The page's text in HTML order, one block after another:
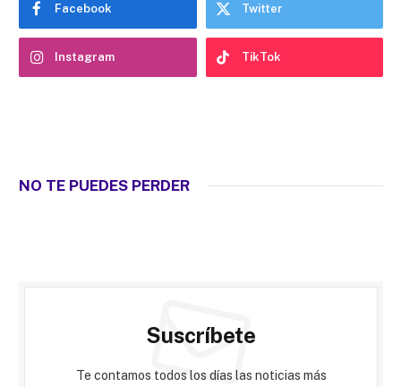
Facebook Twitter
Instagram TikTok
NO TE PUEDES PERDER
Suscríbete
Te contamos todos los días las noticias más